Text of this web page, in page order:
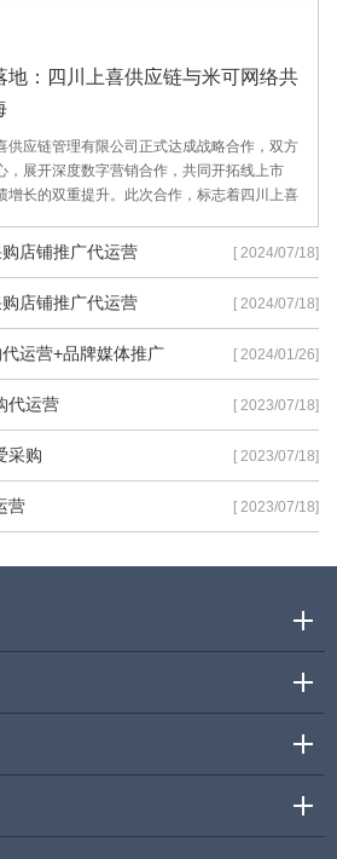
地：四川上喜供应链与米可网络共
供应链管理有限公司正式达成战略合作，双方
，展开深度数字营销合作，共同开拓线上市
增长的双重提升。此次合作，标志着四川上喜
购店铺推广代运营 [ 2024/07/18]
购店铺推广代运营 [ 2024/07/18]
代运营+品牌媒体推广 [ 2024/01/26]
代运营 [ 2023/07/18]
采购 [ 2023/07/18]
营 [ 2023/07/18]